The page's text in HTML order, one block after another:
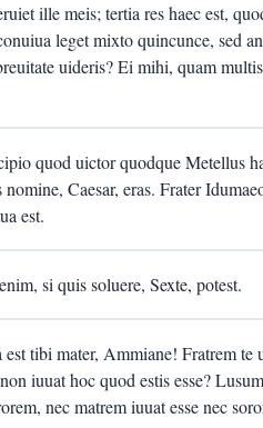
ille meis; tertia res haec est,
leget mixto quincunce, sed
uideris? Ei mihi, quam
quod uictor quodque Metellus
Caesar, eras. Frater
est.
si quis soluere, Sexte, potest.
tibi mater, Ammiane! Fratrem te
iuuat hoc quod estis esse?
nec matrem iuuat esse nec